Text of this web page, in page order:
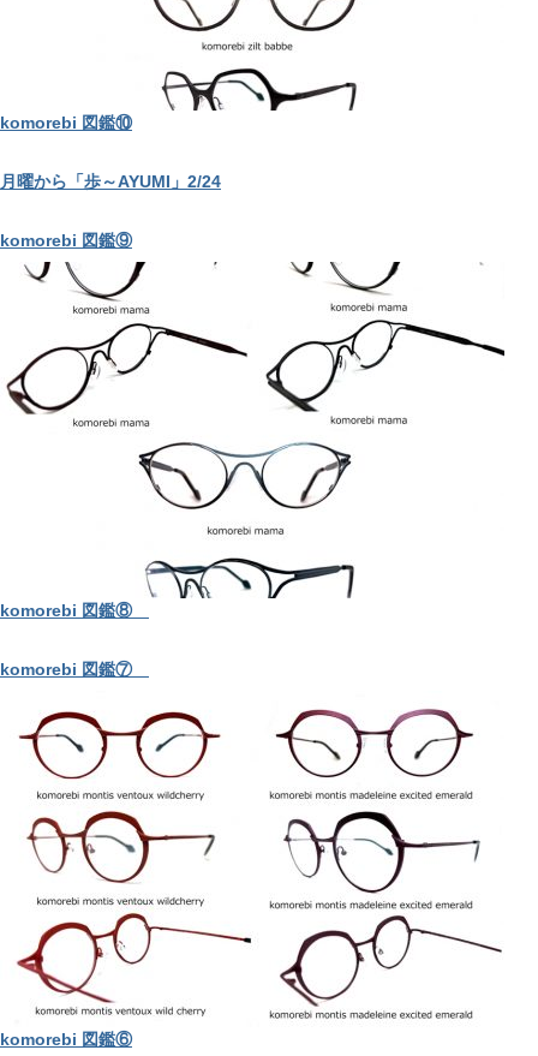
komorebi 図鑑⑩
月曜から「歩～AYUMI」2/24
komorebi 図鑑⑨
komorebi 図鑑⑧
komorebi 図鑑⑦
komorebi 図鑑⑥